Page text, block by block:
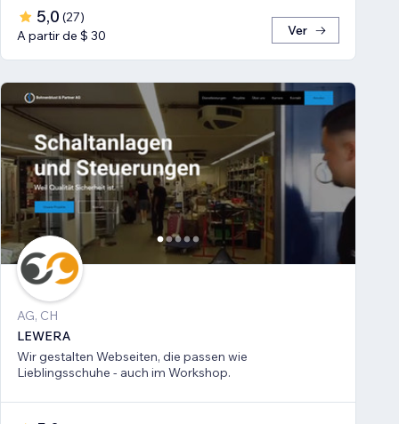
5,0 (27)
A partir de $ 30
Ver
AG, CH
LEWERA
Wir gestalten Webseiten, die passen wie
Lieblingsschuhe - auch im Workshop.